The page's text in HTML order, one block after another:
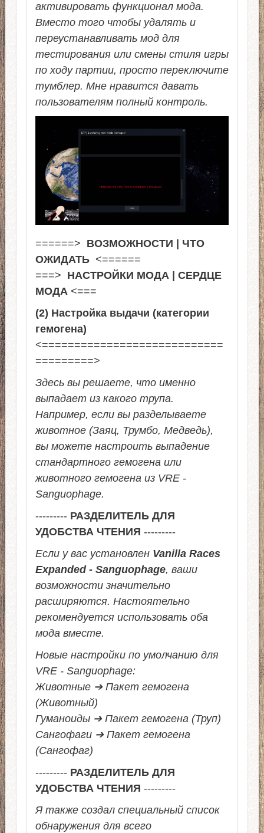
активировать функционал мода.
Вместо того чтобы удалять и
переустанавливать мод для
тестирования или смены стиля игры
по ходу партии, просто переключите
тумблер. Мне нравится давать
пользователям полный контроль.
======> ВОЗМОЖНОСТИ | ЧТО
ОЖИДАТЬ<======
===> НАСТРОЙКИ МОДА | СЕРДЦЕ
МОДА <===
(2) Настройка выдачи (категории
гемогена)
<============================
=========>
Здесь вы решаете, что именно
выпадает из какого трупа.
Например, если вы разделываете
животное (Заяц, Трумбо, Медведь),
вы можете настроить выпадение
стандартного гемогена или
животного гемогена из VRE -
Sanguophage.
--------- РАЗДЕЛИТЕЛЬ ДЛЯ
УДОБСТВА ЧТЕНИЯ ---------
Если у вас установлен Vanilla Races
Expanded - Sanguophage, ваши
возможности значительно
расширяются. Настоятельно
рекомендуется использовать оба
мода вместе.
Новые настройки по умолчанию для
VRE - Sanguophage:
Животные ➔ Пакет гемогена
(Животный)
Гуманоиды ➔ Пакет гемогена (Труп)
Сангофаги ➔ Пакет гемогена
(Сангофаг)
--------- РАЗДЕЛИТЕЛЬ ДЛЯ
УДОБСТВА ЧТЕНИЯ ---------
Я также создал специальный список
обнаружения для всего